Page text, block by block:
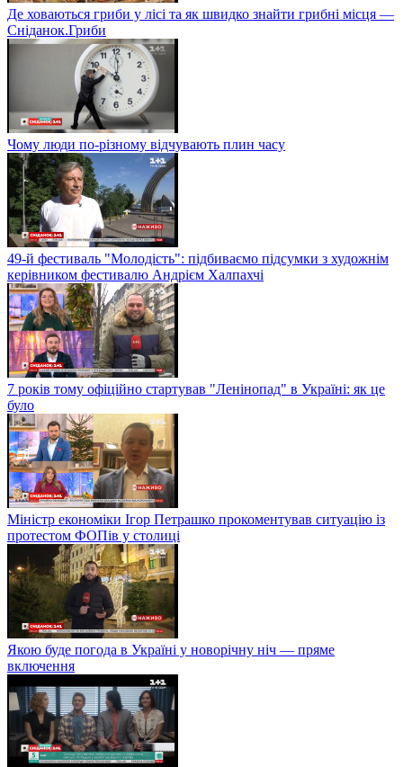
Де ховаються гриби у лісі та як швидко знайти грибні місця —
Сніданок.Гриби
Чому люди по-різному відчувають плин часу
49-й фестиваль "Молодість": підбиваємо підсумки з художнім
керівником фестивалю Андрієм Халпахчі
7 років тому офіційно стартував "Ленінопад" в Україні: як це
було
Міністр економіки Ігор Петрашко прокоментував ситуацію із
протестом ФОПів у столиці
Якою буде погода в Україні у новорічну ніч — пряме
включення